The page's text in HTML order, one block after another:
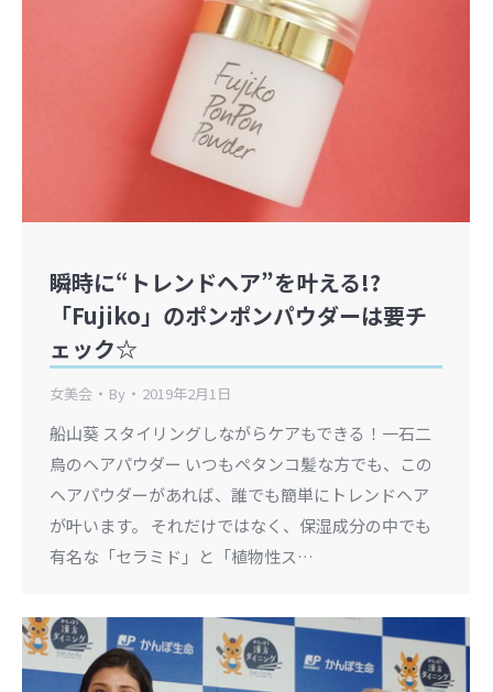
瞬時に“トレンドヘア”を叶える!?
「Fujiko」のポンポンパウダーは要チ
ェック☆
女美会 By 2019年2月1日
船山葵 スタイリングしながらケアもできる！一石二
鳥のヘアパウダー いつもペタンコ髪な方でも、この
ヘアパウダーがあれば、誰でも簡単にトレンドヘア
が叶います。 それだけではなく、保湿成分の中でも
有名な「セラミド」と「植物性ス…